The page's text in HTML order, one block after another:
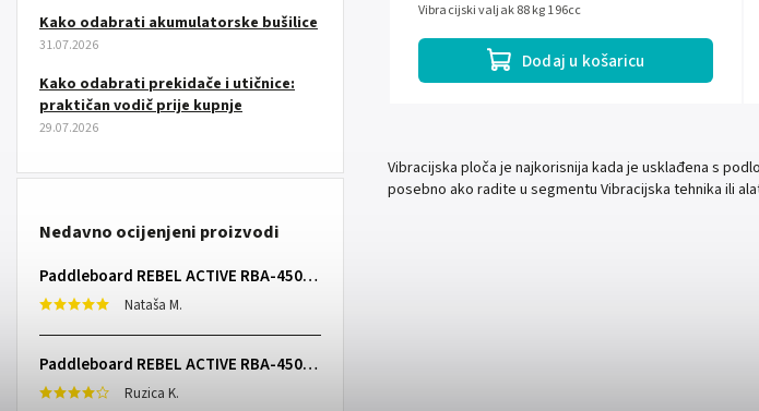
Kako odabrati akumulatorske bušilice
31.07.2026
Kako odabrati prekidače i utičnice:
praktičan vodič prije kupnje
29.07.2026
Nedavno ocijenjeni proizvodi
Paddleboard REBEL ACTIVE RBA-4507 - sivi
Nataša M.
Paddleboard REBEL ACTIVE RBA-4507 - sivi
Ruzica K.
Dodaj u košaricu
Vibracijski valjak 88 kg 196cc
Vibracijska ploča je najkorisnija kada je usklađena s
posebno ako radite u segmentu Vibracijska tehnika ili